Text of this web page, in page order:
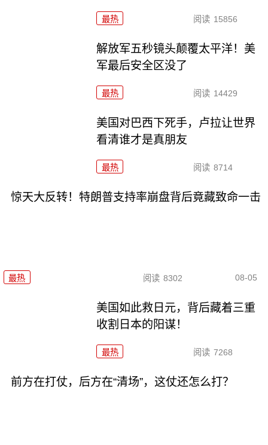
最热 阅读 15856
解放军五秒镜头颠覆太平洋！美
军最后安全区没了
最热 阅读 14429
美国对巴西下死手，卢拉让世界
看清谁才是真朋友
最热 阅读 8714
惊天大反转！特朗普支持率崩盘背后竟藏致命一击
最热 阅读 8302 08-05
美国如此救日元，背后藏着三重
收割日本的阳谋！
最热 阅读 7268
前方在打仗，后方在“清场”，这仗还怎么打？